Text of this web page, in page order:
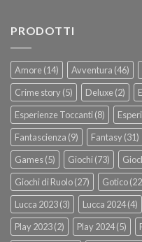
PRODOTTI
Amore(14) Avventura (46)
Crime story(5) Deluxe(2)
Esperienze Toccanti(8)
Fantascienza (9) Fantasy(31)
Games(5) Giochi(73)
Giochi di Ruolo(27) Gotico
Lucca 2023(3) Lucca 2024(4)
Play 2023(2) Play 2024(5)